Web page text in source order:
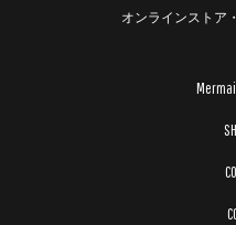
オンラインストア